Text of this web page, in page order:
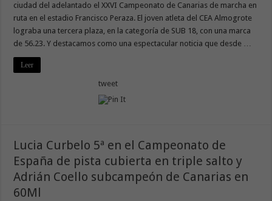
ciudad del adelantado el XXVI Campeonato de Canarias de marcha en
ruta en el estadio Francisco Peraza. El joven atleta del CEA Almogrote
lograba una tercera plaza, en la categoría de SUB 18, con una marca
de 56.23. Y destacamos como una espectacular noticia que desde …
Leer
tweet
Lucia Curbelo 5ª en el Campeonato de
España de pista cubierta en triple salto y
Adrián Coello subcampeón de Canarias en
60Ml